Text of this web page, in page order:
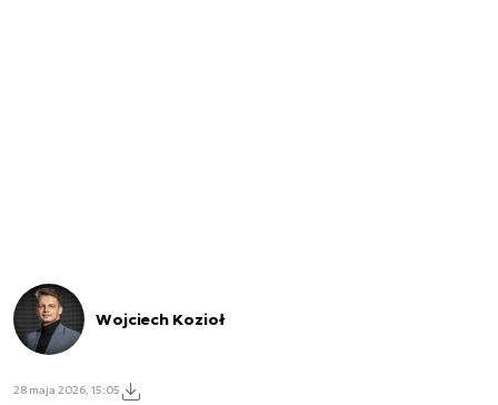
Wojciech Kozioł
28 maja 2026, 15:05